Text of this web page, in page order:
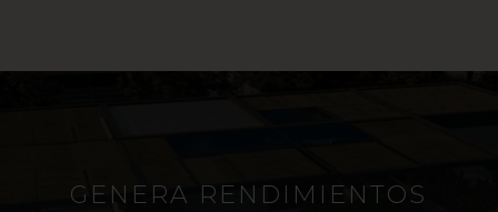
GENERA RENDIMIENTOS